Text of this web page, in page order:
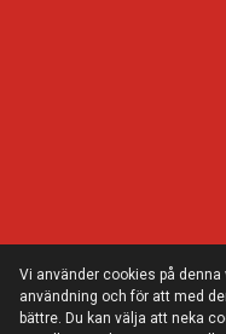
Vi använder cookies på
användning och för att med
bättre. Du kan välja att neka